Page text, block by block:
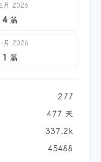
月 2026
篇
月 2026
篇
277
477 天
337.2k
45488